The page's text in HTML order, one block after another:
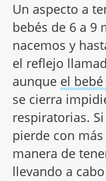
Un aspecto a
bebés de 6 a 9
nacemos y
el reflejo
aunque el
se cierra
respiratorias.
pierde con
manera de
llevando a